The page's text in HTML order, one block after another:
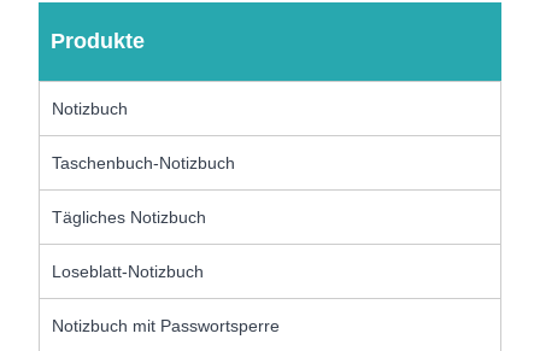
Produkte
Notizbuch
Taschenbuch-Notizbuch
Tägliches Notizbuch
Loseblatt-Notizbuch
Notizbuch mit Passwortsperre